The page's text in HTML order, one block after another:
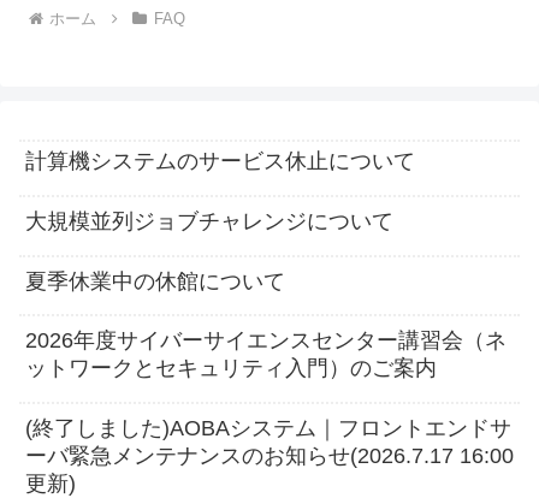
ホーム FAQ
計算機システムのサービス休止について
大規模並列ジョブチャレンジについて
夏季休業中の休館について
2026年度サイバーサイエンスセンター講習会（ネ
ットワークとセキュリティ入門）のご案内
(終了しました)AOBAシステム｜フロントエンドサ
ーバ緊急メンテナンスのお知らせ(2026.7.17 16:00
更新)